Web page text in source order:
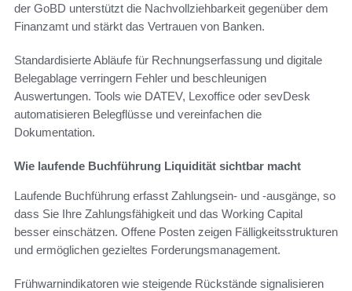
der GoBD unterstützt die Nachvollziehbarkeit gegenüber dem
Finanzamt und stärkt das Vertrauen von Banken.
Standardisierte Abläufe für Rechnungserfassung und digitale
Belegablage verringern Fehler und beschleunigen
Auswertungen. Tools wie DATEV, Lexoffice oder sevDesk
automatisieren Belegflüsse und vereinfachen die
Dokumentation.
Wie laufende Buchführung Liquidität sichtbar macht
Laufende Buchführung erfasst Zahlungsein- und -ausgänge, so
dass Sie Ihre Zahlungsfähigkeit und das Working Capital
besser einschätzen. Offene Posten zeigen Fälligkeitsstrukturen
und ermöglichen gezieltes Forderungsmanagement.
Frühwarnindikatoren wie steigende Rückstände signalisieren